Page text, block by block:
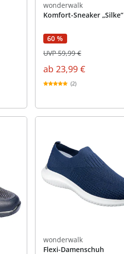
wonderwalk
Komfort-Sneaker „Silke“
60 %
ab 23,99 €
UVP 59,99 €
(2)
wonderwalk
Flexi-Damenschuh